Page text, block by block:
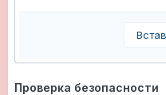
Проверка безопасности